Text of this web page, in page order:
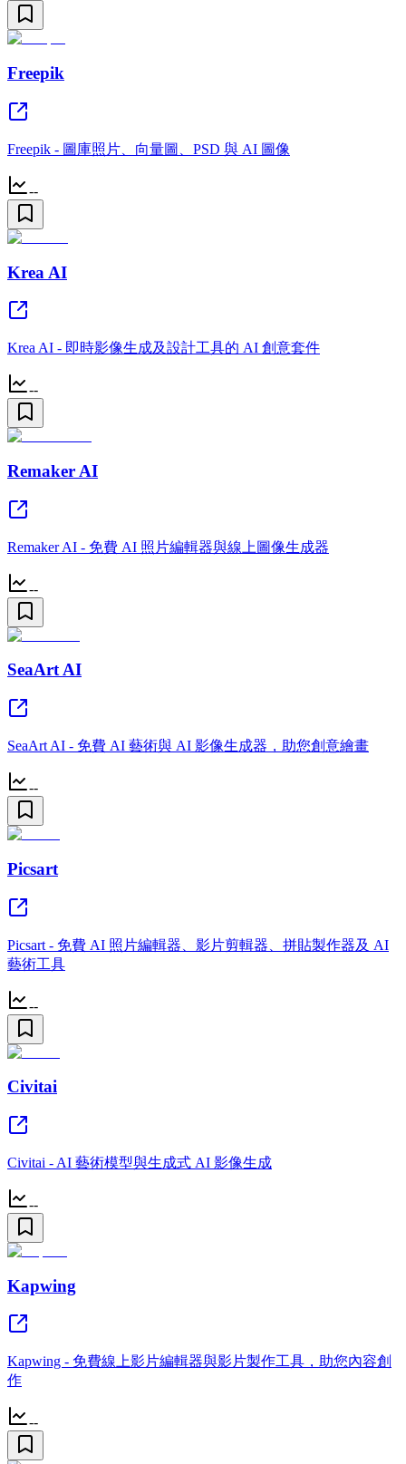
Freepik
Freepik - 圖庫照片、向量圖、PSD 與 AI 圖像
--
Krea AI
Krea AI - 即時影像生成及設計工具的 AI 創意套件
--
Remaker AI
Remaker AI - 免費 AI 照片編輯器與線上圖像生成器
--
SeaArt AI
SeaArt AI - 免費 AI 藝術與 AI 影像生成器，助您創意繪畫
--
Picsart
Picsart - 免費 AI 照片編輯器、影片剪輯器、拼貼製作器及 AI
藝術工具
--
Civitai
Civitai - AI 藝術模型與生成式 AI 影像生成
--
Kapwing
Kapwing - 免費線上影片編輯器與影片製作工具，助您內容創
作
--